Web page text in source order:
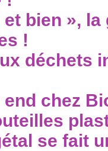
et bien »,
!
déchets
end chez
se fait